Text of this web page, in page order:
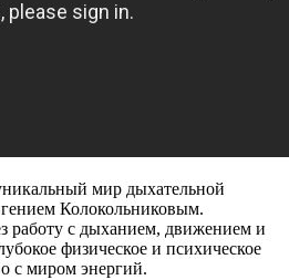
мир дыхательной
Колокольниковым.
работу с дыханием, движением и
физическое и психическое
с миром энергий.